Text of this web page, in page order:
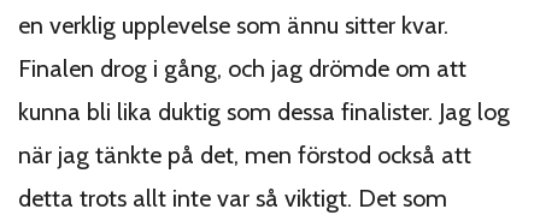
en verklig upplevelse som ännu sitter kvar.
Finalen drog i gång, och jag drömde om att
kunna bli lika duktig som dessa finalister. Jag log
när jag tänkte på det, men förstod också att
detta trots allt inte var så viktigt. Det som